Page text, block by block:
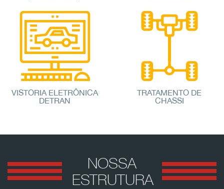
VISTORIA ELETRÔNICA
DETRAN
TRATAMENTO DE
CHASSI
NOSSA
ESTRUTURA